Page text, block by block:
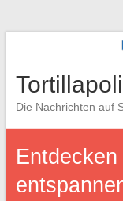
Die Nachrichten auf